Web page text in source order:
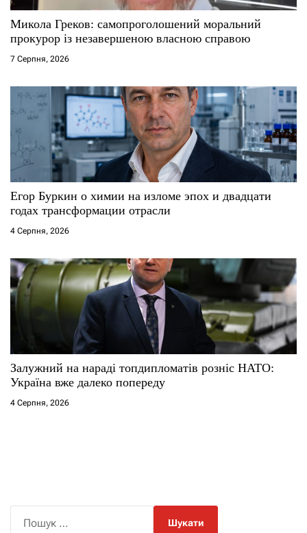
Микола Греков: самопроголошений моральний
прокурор із незавершеною власною справою
7 Серпня, 2026
Егор Буркин о химии на изломе эпох и двадцати
годах трансформации отрасли
4 Серпня, 2026
Залужний на нараді топдипломатів розніс НАТО:
Україна вже далеко попереду
4 Серпня, 2026